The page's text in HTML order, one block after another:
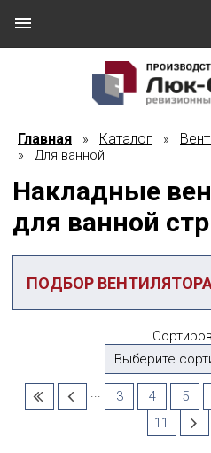
Главная » Каталог »
» Для ванной
Накладные
для ванной
ПОДБОР
Для ванной
Производитель
Выберите...
Выберите
... 3 4 5
11